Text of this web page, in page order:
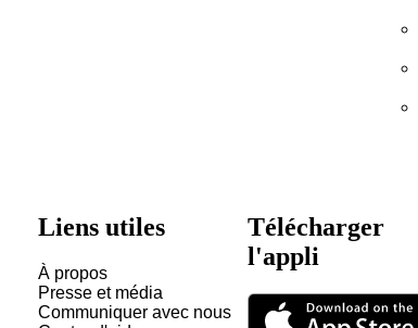
Liens utiles
À propos
Presse et média
Communiquer avec nous
Télécharger
l'appli